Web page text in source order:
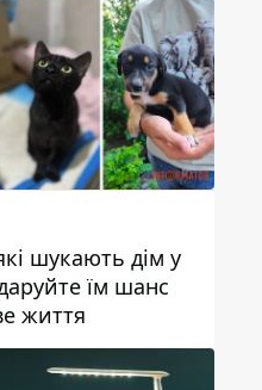
шукають дім у
їм шанс
життя